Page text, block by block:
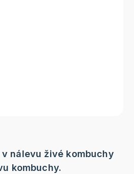
nálevu živé kombuchy
kombuchy.